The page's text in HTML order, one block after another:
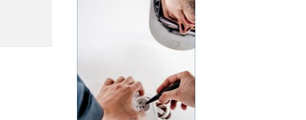
huset upplevs varje dag.
Samtidigt måste den
tåla regn, snö, frost och
temperaturskiftningar år
efte...